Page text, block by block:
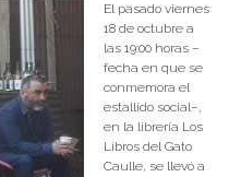
El pasado viernes
18 de octubre a
las 19:00 horas –
fecha en que se
conmemora el
estallido social–,
en la librería Los
Libros del Gato
Caulle, se llevó a